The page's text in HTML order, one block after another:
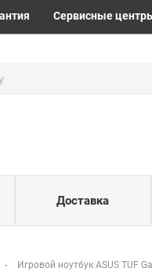
Сервисные
Доставка
Игровой ноутбук ASUS TUF